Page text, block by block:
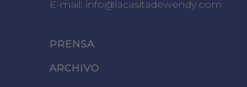
E-mail: info@lacasitadewendy.com
PRENSA
ARCHIVO